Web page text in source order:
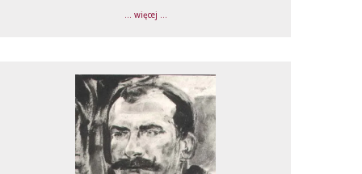
... więcej ...